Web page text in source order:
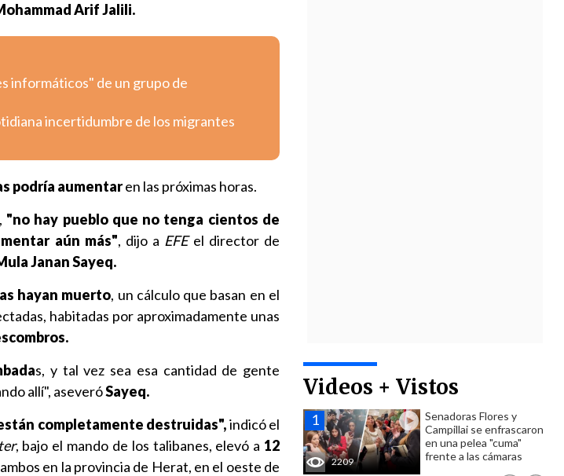
Videos + Vistos
2209
Senadoras Flores y
Campillai se enfrascaron
en una pelea "cuma"
frente a las cámaras
Arif Jalili.
informáticos" de un grupo de
incertidumbre de los migrantes
podría aumentaren las próximas horas.
"no hay pueblo que no tenga cientos de
aún más", dijo a EFEel director de
Janan Sayeq.
hayan muerto, un cálculo que basan en el
habitadas por aproximadamente unas
s, y tal vez sea esa cantidad de gente
allí", aseveróSayeq.
completamente destruidas",indicó el
, bajo el mando de los talibanes, elevó a 12
en la provincia de Herat, en el oeste de